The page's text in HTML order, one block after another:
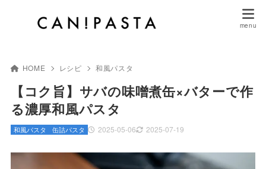
HOME レシピ 和風パスタ
【コク旨】サバの味噌煮缶×バターで作
る濃厚和風パスタ
2025-05-06 2025-07-19
和風パスタ 缶詰パスタ